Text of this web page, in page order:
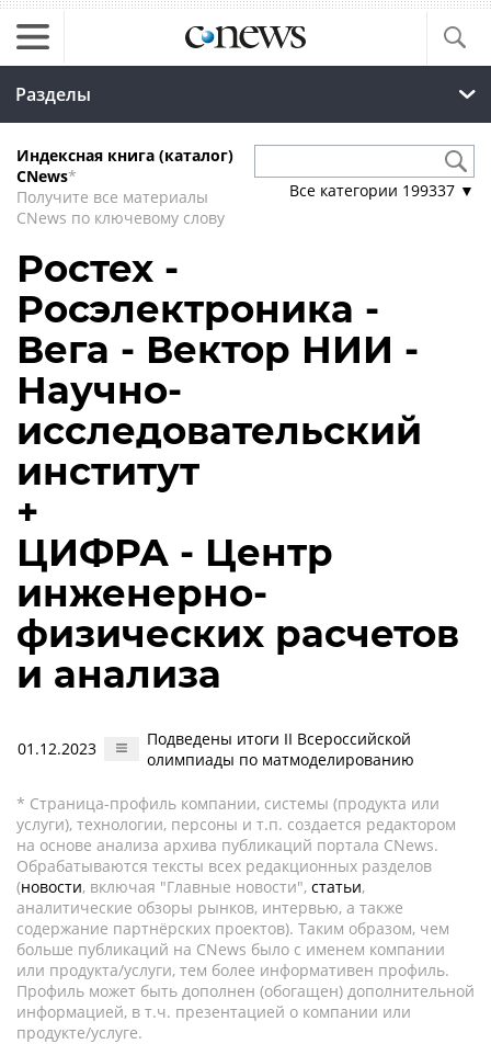
Разделы
Индексная книга (каталог)
CNews*
Получите все материалы
CNews по ключевому слову
Все категории 199337 ▼
Ростех -
Росэлектроника -
Вега - Вектор НИИ -
Научно-
исследовательский
институт
+
ЦИФРА - Центр
инженерно-
физических расчетов
и анализа
01.12.2023
Подведены итоги II Всероссийской
олимпиады по матмоделированию
* Страница-профиль компании, системы (продукта или
услуги), технологии, персоны и т.п. создается редактором
на основе анализа архива публикаций портала CNews.
Обрабатываются тексты всех редакционных разделов
(новости, включая "Главные новости", статьи,
аналитические обзоры рынков, интервью, а также
содержание партнёрских проектов). Таким образом, чем
больше публикаций на CNews было с именем компании
или продукта/услуги, тем более информативен профиль.
Профиль может быть дополнен (обогащен) дополнительной
информацией, в т.ч. презентацией о компании или
продукте/услуге.